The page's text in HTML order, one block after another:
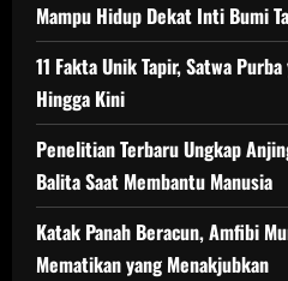
Mampu Hidup Dekat Inti Bumi
11 Fakta Unik Tapir, Satwa
Hingga Kini
Penelitian Terbaru Ungkap
Balita Saat Membantu Manusia
Katak Panah Beracun, Amfibi
Mematikan yang Menakjubkan